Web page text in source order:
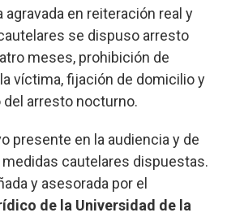
agravada en reiteración real y
se dispuso arresto
meses, prohibición de
víctima, fijación de domicilio y
arresto nocturno.
presente en la audiencia y de
cautelares dispuestas.
y asesorada por el
de la Universidad de la